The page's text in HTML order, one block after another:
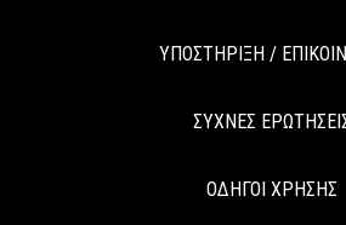
ΥΠΟΣΤΗΡΙΞΗ /
ΣΥΧΝΕΣ
ΟΔΗΓΟΙ ΧΡΗΣΗΣ